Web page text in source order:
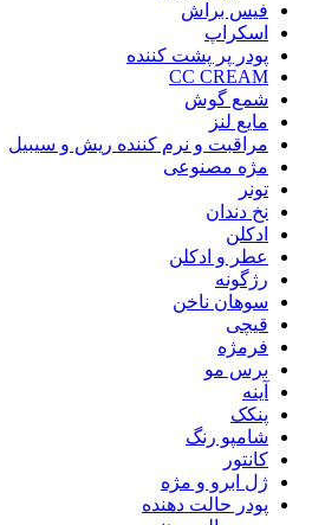
فیس براش
اسکراپ
پودر پر پشت کننده
CC CREAM
شمع گوش
مایع لنز
مراقبت و نرم کننده ریش و سیبیل
مژه مصنوعی
تونر
نخ دندان
ادکلن
عطر و ادکلن
رژگونه
سوهان ناخن
قیچی
فرمژه
برس مو
آینه
پنکک
شامپو رنگ
کانتور
ژل ابرو و مژه
پودر حالت دهنده